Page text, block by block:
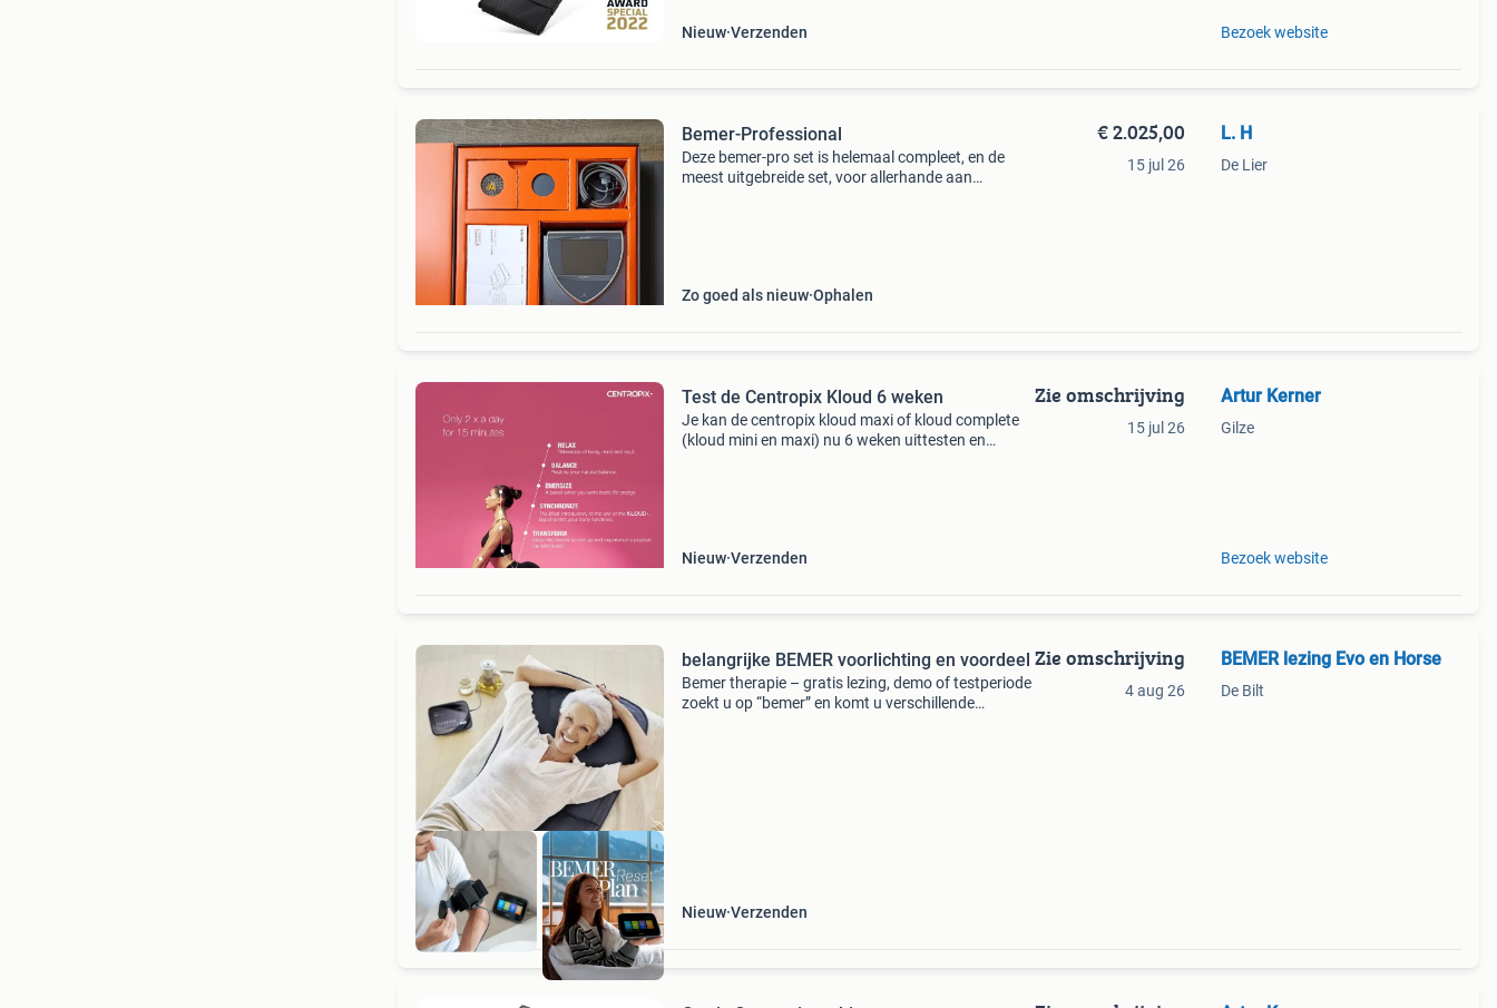
Nieuw Verzenden Bezoek website
Bemer-Professional
Deze bemer-pro set is helemaal compleet, en de
meest uitgebreide set, voor allerhande aan
Zo goed als nieuw Ophalen
€ 2.025,00
15 jul 26
L. H
De Lier
Test de Centropix Kloud 6 weken
Je kan de centropix kloud maxi of kloud complete
(kloud mini en maxi) nu 6 weken uittesten en
Nieuw Verzenden
Zie omschrijving
15 jul 26
Artur Kerner
Gilze
Bezoek website
belangrijke BEMER voorlichting en voordeel
Bemer therapie – gratis lezing, demo of testperiode
zoekt u op “bemer” en komt u verschillende
Nieuw Verzenden
Zie omschrijving
4 aug 26
BEMER lezing Evo en Horse
De Bilt